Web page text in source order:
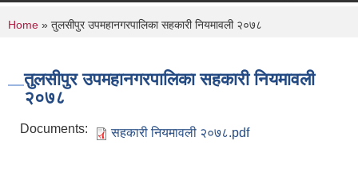
You are here
Home » तुलसीपुर उपमहानगरपालिका सहकारी नियमावली २०७८
तुलसीपुर उपमहानगरपालिका सहकारी नियमावली
२०७८
Documents: सहकारी नियमावली २०७८.pdf